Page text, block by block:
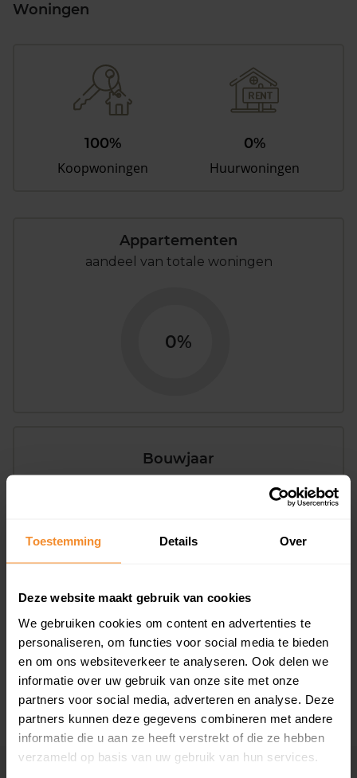
Toestemming Details Over
Deze website maakt gebruik van cookies
We gebruiken cookies om content en advertenties te
personaliseren, om functies voor social media te bieden
en om ons websiteverkeer te analyseren. Ook delen we
informatie over uw gebruik van onze site met onze
partners voor social media, adverteren en analyse. Deze
partners kunnen deze gegevens combineren met andere
informatie die u aan ze heeft verstrekt of die ze hebben
verzameld op basis van uw gebruik van hun services.
Woningen
100%
Koopwoningen
0%
Huurwoningen
Appartementen
aandeel van totale woningen
0%
Bouwjaar
T/m 1945
1946 - 1980
0%
1981 - 2007
100%
2008 of later